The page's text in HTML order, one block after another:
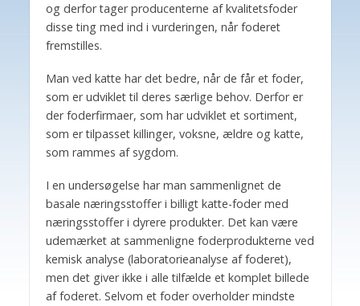
og derfor tager producenterne af kvalitetsfoder
disse ting med ind i vurderingen, når foderet
fremstilles.
Man ved katte har det bedre, når de får et foder,
som er udviklet til deres særlige behov. Derfor er
der foderfirmaer, som har udviklet et sortiment,
som er tilpasset killinger, voksne, ældre og katte,
som rammes af sygdom.
I en undersøgelse har man sammenlignet de
basale næringsstoffer i billigt katte-foder med
næringsstoffer i dyrere produkter. Det kan være
udemærket at sammenligne foderprodukterne ved
kemisk analyse (laboratorieanalyse af foderet),
men det giver ikke i alle tilfælde et komplet billede
af foderet. Selvom et foder overholder mindste